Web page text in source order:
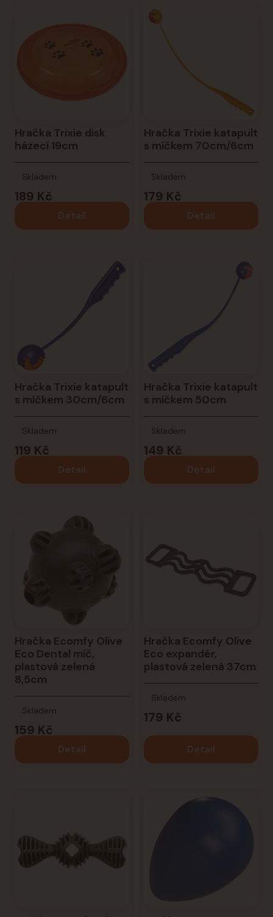
Hračka Trixie disk
házecí 19cm
189 Kč
Skladem
Detail
Hračka Trixie katapult
s míčkem 70cm/6cm
179 Kč
Skladem
Detail
Hračka Trixie katapult
s míčkem 30cm/6cm
119 Kč
Skladem
Detail
Hračka Trixie katapult
s míčkem 50cm
149 Kč
Skladem
Detail
Hračka Ecomfy Olive
Eco Dental míč,
plastová zelená
8,5cm
159 Kč
Skladem
Detail
Hračka Ecomfy Olive
Eco expandér,
plastová zelená 37cm
179 Kč
Skladem
Detail